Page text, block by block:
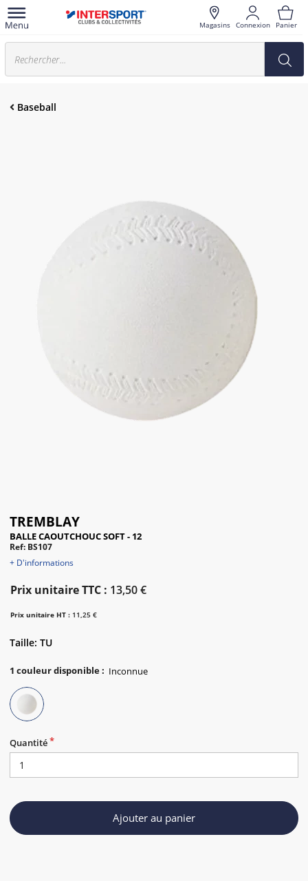
Magasins Connexion Panier
Baseball
TREMBLAY
BALLE CAOUTCHOUC SOFT - 12
Ref: BS107
+ D'informations
Prix unitaire TTC : 13,50 €
Prix unitaire HT : 11,25 €
Taille: TU
1 couleur disponible:
Quantité
Ajouter au panier